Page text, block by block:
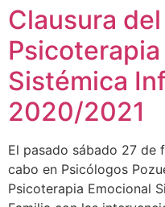
Clausura
Sistémica
2020/2021
El pasado sábado 27 de
cabo en Psicólogos
Psicoterapia Emocional